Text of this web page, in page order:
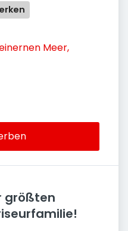
Meer,
größten